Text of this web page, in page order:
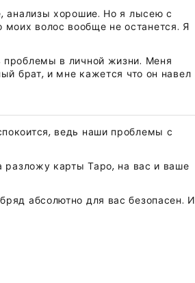
анализы хорошие. Но я лысею с
волос вообще не останется. Я
проблемы в личной жизни. Меня
брат, и мне кажется что он навел
ведь наши проблемы с
разложу карты Таро, на вас и ваше
абсолютно для вас безопасен. И